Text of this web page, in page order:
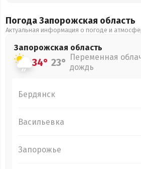
Погода Запорожская область
Актуальная информация о погоде и
Запорожская область
34° 23° Переменная
дождь
Бердянск
Васильевка
Запорожье